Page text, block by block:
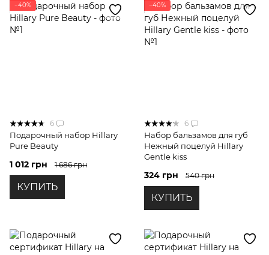
−40%
6
Подарочный набор Hillary
Pure Beauty
1 012 грн 1 686 грн
КУПИТЬ
−40%
6
Набор бальзамов для губ
Нежный поцелуй Hillary
Gentle kiss
324 грн 540 грн
КУПИТЬ